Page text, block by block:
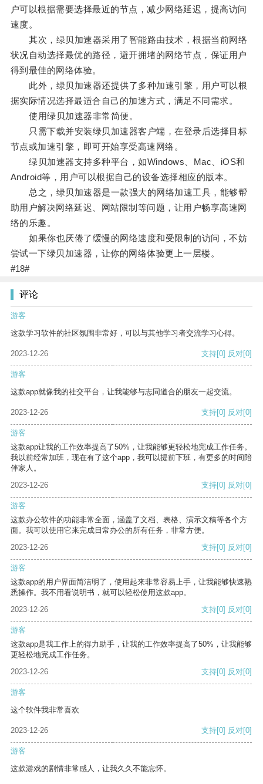
户可以根据需要选择最近的节点，减少网络延迟，提高访问
速度。
其次，绿贝加速器采用了智能路由技术，根据当前网络
状况自动选择最优的路径，避开拥堵的网络节点，保证用户
得到最佳的网络体验。
此外，绿贝加速器还提供了多种加速引擎，用户可以根
据实际情况选择最适合自己的加速方式，满足不同需求。
使用绿贝加速器非常简便。
只需下载并安装绿贝加速器客户端，在登录后选择目标
节点或加速引擎，即可开始享受高速网络。
绿贝加速器支持多种平台，如Windows、Mac、iOS和
Android等，用户可以根据自己的设备选择相应的版本。
总之，绿贝加速器是一款强大的网络加速工具，能够帮
助用户解决网络延迟、网站限制等问题，让用户畅享高速网
络的乐趣。
如果你也厌倦了缓慢的网络速度和受限制的访问，不妨
尝试一下绿贝加速器，让你的网络体验更上一层楼。
#18#
评论
游客
这款学习软件的社区氛围非常好，可以与其他学习者交流学习心得。
2023-12-26 支持[0] 反对[0]
游客
这款app就像我的社交平台，让我能够与志同道合的朋友一起交流。
2023-12-26 支持[0] 反对[0]
游客
这款app让我的工作效率提高了50%，让我能够更轻松地完成工作任务。
我以前经常加班，现在有了这个app，我可以提前下班，有更多的时间陪
伴家人。
2023-12-26
支持[0] 反对[0]
游客
这款办公软件的功能非常全面，涵盖了文档、表格、演示文稿等各个方
面。我可以使用它来完成日常办公的所有任务，非常方便。
2023-12-26
支持[0] 反对[0]
游客
这款app的用户界面简洁明了，使用起来非常容易上手，让我能够快速熟
悉操作。我不用看说明书，就可以轻松使用这款app。
2023-12-26
支持[0] 反对[0]
游客
这款app是我工作上的得力助手，让我的工作效率提高了50%，让我能够
更轻松地完成工作任务。
2023-12-26
支持[0] 反对[0]
游客
这个软件我非常喜欢
2023-12-26 支持[0] 反对[0]
游客
这款游戏的剧情非常感人，让我久久不能忘怀。